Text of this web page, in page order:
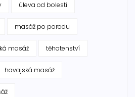
úleva od bolesti
masáž po porodu
masáž těhotenství
havajská masáž